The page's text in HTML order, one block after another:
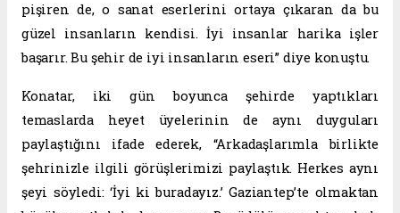
pişiren de, o sanat eserlerini ortaya çıkaran da bu
güzel insanların kendisi. İyi insanlar harika işler
başarır. Bu şehir de iyi insanların eseri” diye konuştu.
Konatar, iki gün boyunca şehirde yaptıkları
temaslarda heyet üyelerinin de aynı duyguları
paylaştığını ifade ederek, “Arkadaşlarımla birlikte
şehrinizle ilgili görüşlerimizi paylaştık. Herkes aynı
şeyi söyledi: ‘İyi ki buradayız.’ Gaziantep’te olmaktan